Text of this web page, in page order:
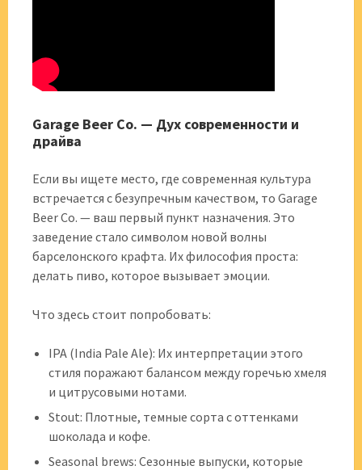
Garage Beer Co. — Дух современности и
драйва
Если вы ищете место, где современная культура
встречается с безупречным качеством, то Garage
Beer Co. — ваш первый пункт назначения. Это
заведение стало символом новой волны
барселонского крафта. Их философия проста:
делать пиво, которое вызывает эмоции.
Что здесь стоит попробовать:
IPA (India Pale Ale): Их интерпретации этого
стиля поражают балансом между горечью хмеля
и цитрусовыми нотами.
Stout: Плотные, темные сорта с оттенками
шоколада и кофе.
Seasonal brews: Сезонные выпуски, которые